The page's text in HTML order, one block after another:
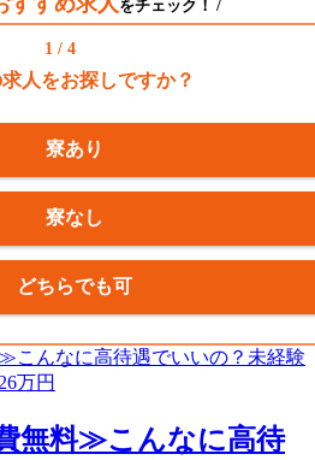
をチェック！ /
1 / 4
人をお探しですか？
寮あり
寮なし
どちらでも可
無料≫こんなに高待